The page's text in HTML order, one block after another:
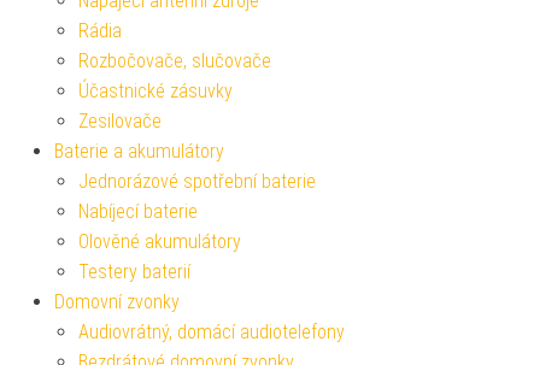
Rádia
Rozbočovače, slučovače
Účastnické zásuvky
Zesilovače
Baterie a akumulátory
Jednorázové spotřební baterie
Nabíjecí baterie
Olověné akumulátory
Testery baterií
Domovní zvonky
Audiovrátný, domácí audiotelefony